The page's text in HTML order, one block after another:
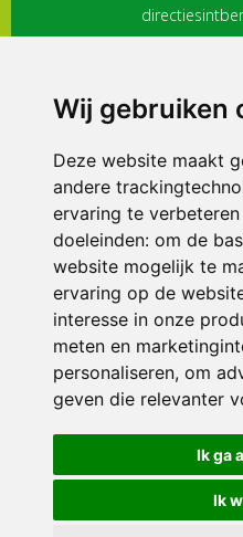
Wij gebruiken
Deze website maakt
andere
ervaring te
doeleinden: om de
website mogelijk te
ervaring op de
interesse in onze
meten en
personaliseren, om
geven die relevanter
Ik ga
Ik
3116 JB
© 2026 Sint Bernardus |
Privacy policy|Disclaimer|
Crealisatie